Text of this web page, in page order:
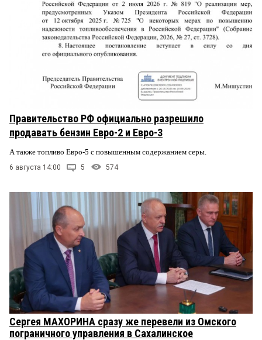
Правительство РФ официально разрешило
продавать бензин Евро-2 и Евро-3
А также топливо Евро-5 с повышенным содержанием серы.
6 августа 14:00 5 574
Сергея МАХОРИНА сразу же перевели из Омского
пограничного управления в Сахалинское